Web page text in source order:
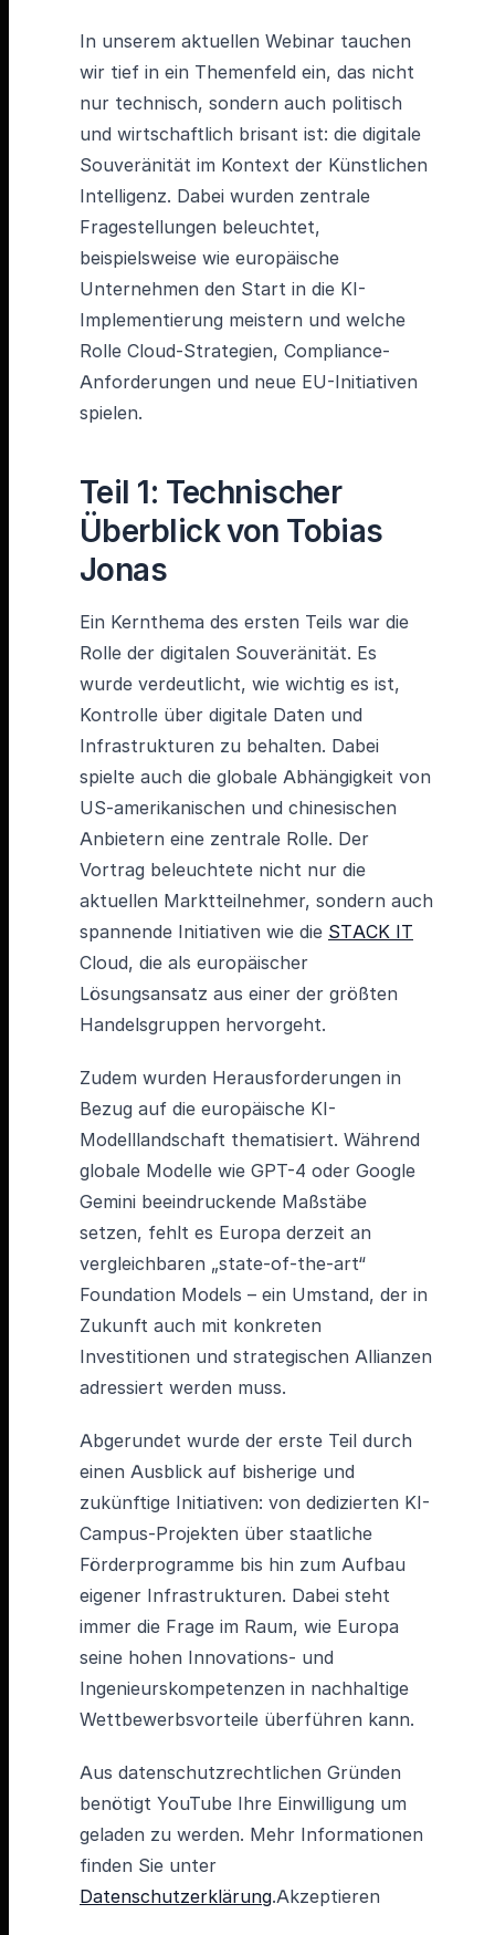
In unserem aktuellen Webinar tauchen
wir tief in ein Themenfeld ein, das nicht
nur technisch, sondern auch politisch
und wirtschaftlich brisant ist: die digitale
Souveränität im Kontext der Künstlichen
Intelligenz. Dabei wurden zentrale
Fragestellungen beleuchtet,
beispielsweise wie europäische
Unternehmen den Start in die KI-
Implementierung meistern und welche
Rolle Cloud-Strategien, Compliance-
Anforderungen und neue EU-Initiativen
spielen.
Teil 1: Technischer
Überblick von Tobias
Jonas
Ein Kernthema des ersten Teils war die
Rolle der digitalen Souveränität. Es
wurde verdeutlicht, wie wichtig es ist,
Kontrolle über digitale Daten und
Infrastrukturen zu behalten. Dabei
spielte auch die globale Abhängigkeit von
US-amerikanischen und chinesischen
Anbietern eine zentrale Rolle. Der
Vortrag beleuchtete nicht nur die
aktuellen Marktteilnehmer, sondern auch
spannende Initiativen wie die STACK IT
Cloud, die als europäischer
Lösungsansatz aus einer der größten
Handelsgruppen hervorgeht.
Zudem wurden Herausforderungen in
Bezug auf die europäische KI-
Modelllandschaft thematisiert. Während
globale Modelle wie GPT-4 oder Google
Gemini beeindruckende Maßstäbe
setzen, fehlt es Europa derzeit an
vergleichbaren „state-of-the-art“
Foundation Models – ein Umstand, der in
Zukunft auch mit konkreten
Investitionen und strategischen Allianzen
adressiert werden muss.
Abgerundet wurde der erste Teil durch
einen Ausblick auf bisherige und
zukünftige Initiativen: von dedizierten KI-
Campus-Projekten über staatliche
Förderprogramme bis hin zum Aufbau
eigener Infrastrukturen. Dabei steht
immer die Frage im Raum, wie Europa
seine hohen Innovations- und
Ingenieurskompetenzen in nachhaltige
Wettbewerbsvorteile überführen kann.
Aus datenschutzrechtlichen Gründen
benötigt YouTube Ihre Einwilligung um
geladen zu werden. Mehr Informationen
finden Sie unter
Datenschutzerklärung.Akzeptieren